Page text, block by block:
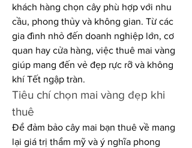
khách hàng chọn cây phù hợp với nhu
cầu, phong thủy và không gian. Từ các
gia đình nhỏ đến doanh nghiệp lớn, cơ
quan hay cửa hàng, việc thuê mai vàng
giúp mang đến vẻ đẹp rực rỡ và không
khí Tết ngập tràn.
Tiêu chí chọn mai vàng đẹp khi
thuê
Để đảm bảo cây mai bạn thuê về mang
lại giá trị thẩm mỹ và ý nghĩa phong